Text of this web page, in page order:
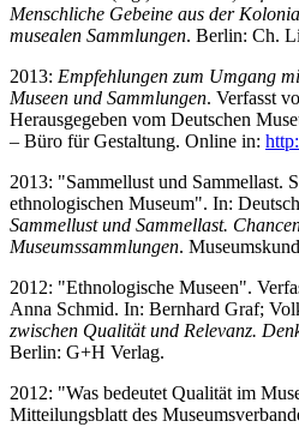
Menschliche Gebeine aus der
musealen Sammlungen. Berlin: Ch.
2013: Empfehlungen zum Umgang
Museen und Sammlungen. Verfasst
Herausgegeben vom Deutschen
– Büro für Gestaltung. Online in:
2013: "Sammellust und Sammellast.
ethnologischen Museum". In:
Sammellust und Sammellast.
Museumssammlungen.
2012: "Ethnologische Museen".
Anna Schmid. In: Bernhard Graf;
zwischen Qualität und Relevanz.
Berlin: G+H Verlag.
2012: "Was bedeutet Qualität im
Mitteilungsblatt des